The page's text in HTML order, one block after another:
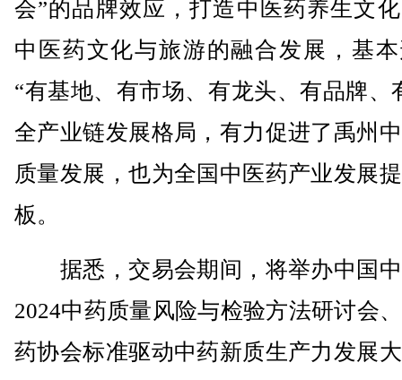
会”的品牌效应，打造中医药养生文
中医药文化与旅游的融合发展，基
“有基地、有市场、有龙头、有品牌、
全产业链发展格局，有力促进了禹州
质量发展，也为全国中医药产业发展
板。
据悉，交易会期间，将举办中国
2024中药质量风险与检验方法研讨会
药协会标准驱动中药新质生产力发展